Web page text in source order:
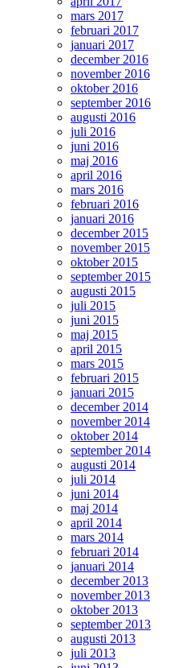
mars 2017
februari 2017
januari 2017
december 2016
november 2016
oktober 2016
september 2016
augusti 2016
juli 2016
juni 2016
maj 2016
april 2016
mars 2016
februari 2016
januari 2016
december 2015
november 2015
oktober 2015
september 2015
augusti 2015
juli 2015
juni 2015
maj 2015
april 2015
mars 2015
februari 2015
januari 2015
december 2014
november 2014
oktober 2014
september 2014
augusti 2014
juli 2014
juni 2014
maj 2014
april 2014
mars 2014
februari 2014
januari 2014
december 2013
november 2013
oktober 2013
september 2013
augusti 2013
juli 2013